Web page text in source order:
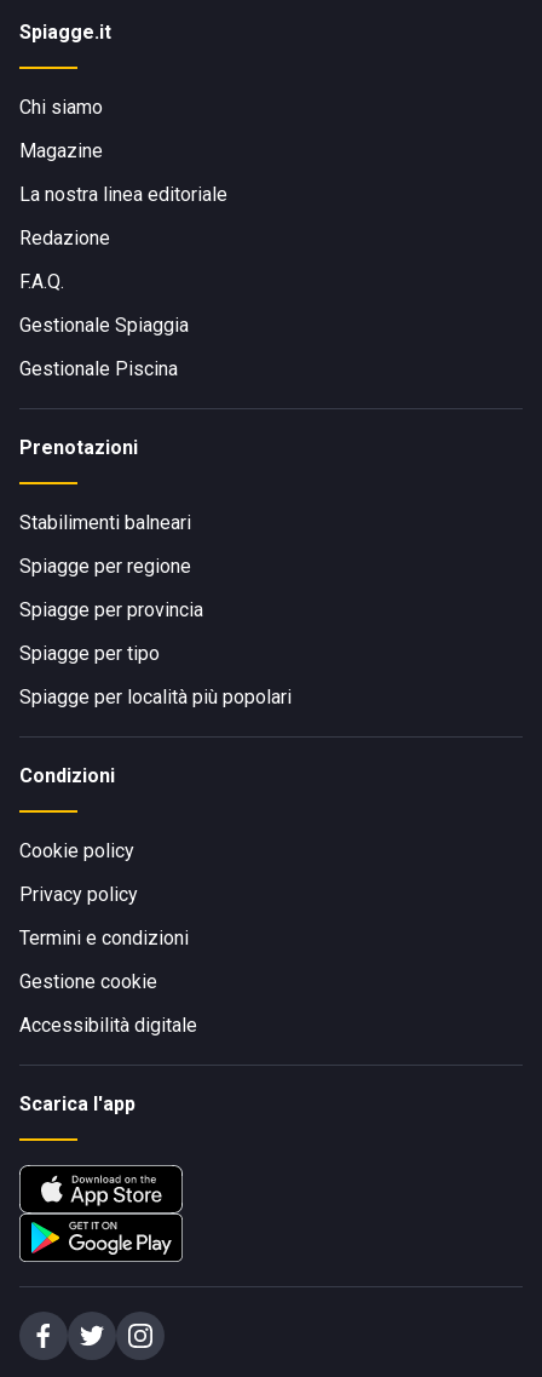
Spiagge.it
Chi siamo
Magazine
La nostra linea editoriale
Redazione
F.A.Q.
Gestionale Spiaggia
Gestionale Piscina
Prenotazioni
Stabilimenti balneari
Spiagge per regione
Spiagge per provincia
Spiagge per tipo
Spiagge per località più popolari
Condizioni
Cookie policy
Privacy policy
Termini e condizioni
Gestione cookie
Accessibilità digitale
Scarica l'app